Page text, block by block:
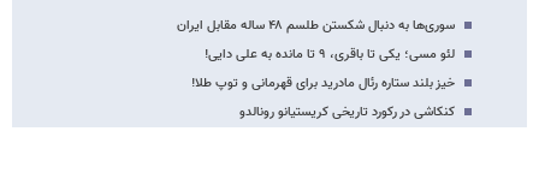
سوری‌ها به دنبال شکستن طلسم ۴۸ ساله مقابل ایران
لئو مسی؛ یکی تا باقری، ۹ تا مانده به علی دایی!
خیز بلند ستاره رئال مادرید برای قهرمانی و توپ طلا!
کنکاشی در رکورد تاریخی کریستیانو رونالدو